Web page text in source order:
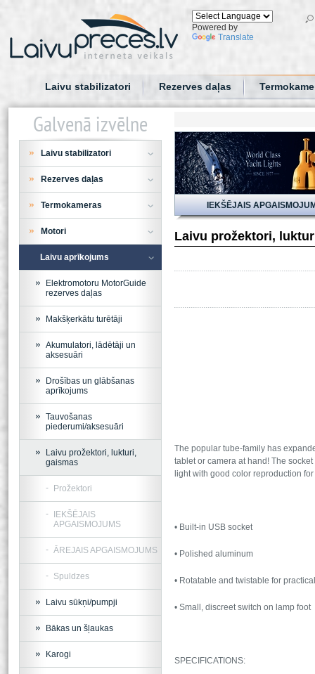
Powered by
Translate
Laivu stabilizatori Rezerves daļas
IEKŠĒJAIS
Laivu prožektori,
The popular tube-family has
tablet or camera at hand! The
light with good color reproduction
• Built-in USB socket
• Polished aluminum
• Rotatable and twistable for
• Small, discreet switch on lamp foot
SPECIFICATIONS:
Galvenā izvēlne
Laivu stabilizatori
Rezerves daļas
Termokameras
Motori
Laivu aprīkojums
Elektromotoru MotorGuide
rezerves daļas
Makšķerkātu turētāji
Akumulatori, lādētāji un
aksesuāri
Drošības un glābšanas
aprīkojums
Tauvošanas
piederumi/aksesuāri
Laivu prožektori, lukturi,
gaismas
Prožektori
IEKŠĒJAIS
APGAISMOJUMS
ĀREJAIS APGAISMOJUMS
Spuldzes
Laivu sūkņi/pumpji
Bākas un šļaukas
Karogi